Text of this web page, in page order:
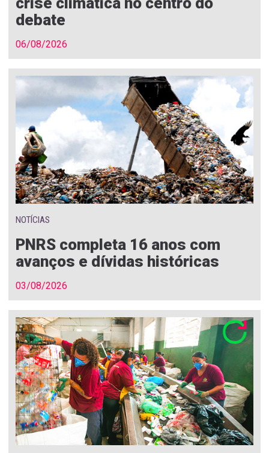
debate
06/08/2026
NOTÍCIAS
PNRS completa 16 anos com
avanços e dívidas históricas
03/08/2026